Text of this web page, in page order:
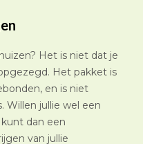
Het is niet dat je
Het pakket is
en is niet
Willen jullie wel een
dan een
van jullie